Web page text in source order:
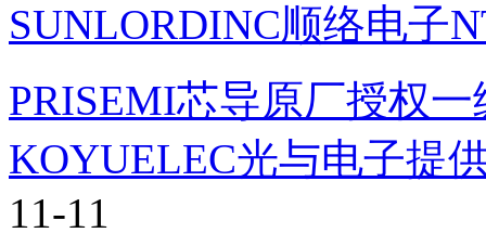
SUNLORDINC顺络电子
PRISEMI芯导原厂授权
KOYUELEC光与电子提
11-11